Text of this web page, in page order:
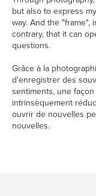
but also to express
way. And the "frame",
contrary, that it can
questions.
Grâce à la
d'enregistrer des
sentiments, une
intrinsèquement
ouvrir de nouvelles
nouvelles.